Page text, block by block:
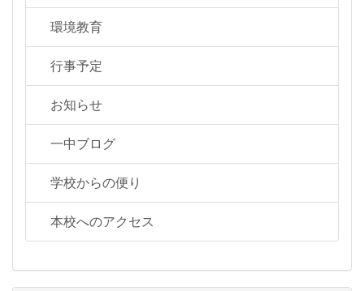
環境教育
行事予定
お知らせ
一中ブログ
学校からの便り
本校へのアクセス